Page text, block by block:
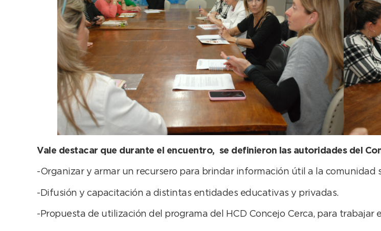
Vale destacar que durante el encuentro, se definieron las autoridades del
-Organizar y armar un recursero para brindar información útil a la
-Difusión y capacitación a distintas entidades educativas y privadas.
-Propuesta de utilización del programa del HCD Concejo Cerca, para